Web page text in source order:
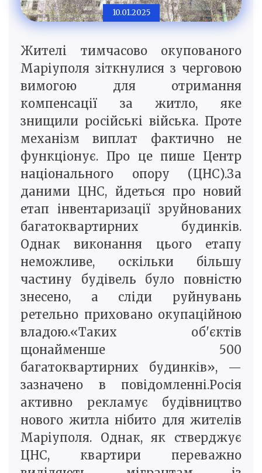
10.01.2025
Жителі тимчасово окупованого
Маріуполя зіткнулися з черговою
вимогою для отримання
компенсації за житло, яке
знищили російські війська. Проте
механізм виплат фактично не
функціонує. Про це пише Центр
національного опору (ЦНС).За
даними ЦНС, йдеться про новий
етап інвентаризації зруйнованих
багатоквартирних будинків.
Однак виконання цього етапу
неможливе, оскільки більшу
частину будівель було повністю
знесено, а сліди руйнувань
ретельно приховано окупаційною
владою.«Таких об'єктів
щонайменше 500
багатоквартирних будинків», —
зазначено в повідомленні.Росія
активно рекламує будівництво
нового житла нібито для жителів
Маріуполя. Однак, як стверджує
ЦНС, квартири переважно